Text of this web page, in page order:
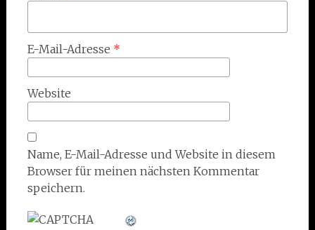
E-Mail-Adresse *
Website
Name, E-Mail-Adresse und Website in diesem
Browser für meinen nächsten Kommentar
speichern.